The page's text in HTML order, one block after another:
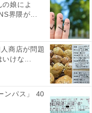
ソンが取り入れて
の娘によ
界隈が...
商店が問題
けな...
ンパス」 40